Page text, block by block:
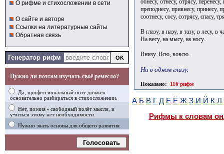
О рифме и стихосложении в сети
О сайте и авторе
Ссылки на литературные сайты
Обратная связь
Генератор рифм
Нужно ли поэтам изучать своё ремесло?
Да, профессиональный поэт должен
основательно разбираться в стихосложении.
Нет, поэзия - свободный полёт мысли, и
учиться этому нет необходимости.
Нужно знать основы для общего развития.
Голосовать
преподнесу, привнесу, принесу,
соотнесу, сосу, сотрясу, спасу,
В глазу, в пазу, в тазу, в лесу, в
На весу, на мысу, на носу.
Внизу. Всю, вовсю.
Ни в одном глазу.
Показано: 116 рифм
А Б В Г Д Е Ё Ж З И Й К Л
Рифмы к словам